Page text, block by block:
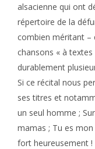
alsacienne qui ont
répertoire de la
combien méritant –
chansons « à
durablement
Si ce récital nous
ses titres et
un seul homme ;
mamas ; Tu es
fort heureusement